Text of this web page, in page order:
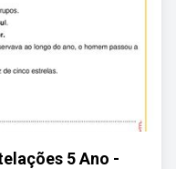
5 Ano -